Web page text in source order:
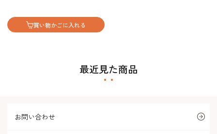
買い物かごに入れる
最近見た商品
お問い合わせ